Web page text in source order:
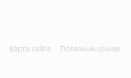
Карта сайта Полезные ссылки